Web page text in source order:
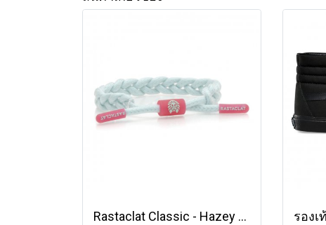
Rastaclat Classic - Hazey Hues - Mist [11200185]